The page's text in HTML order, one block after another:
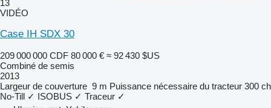
13
VIDÉO
Case IH SDX 30
209 000 000 CDF 80 000 € ≈ 92 430 $US
Combiné de semis
2013
Largeur de couverture 9 m Puissance nécessaire du tracteur 300 ch
No-Till ✓ ISOBUS ✓ Traceur ✓